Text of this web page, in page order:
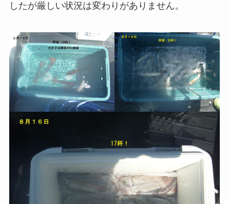
したが厳しい状況は変わりがありません。